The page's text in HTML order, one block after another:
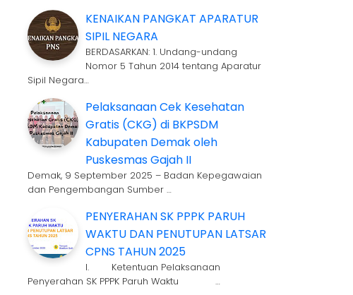
KENAIKAN PANGKAT APARATUR
SIPIL NEGARA
BERDASARKAN: 1. Undang-undang
Nomor 5 Tahun 2014 tentang Aparatur
Sipil Negara…
Pelaksanaan Cek Kesehatan
Gratis (CKG) di BKPSDM
Kabupaten Demak oleh
Puskesmas Gajah II
Demak, 9 September 2025 – Badan Kepegawaian
dan Pengembangan Sumber …
PENYERAHAN SK PPPK PARUH
WAKTU DAN PENUTUPAN LATSAR
CPNS TAHUN 2025
I. Ketentuan Pelaksanaan
Penyerahan SK PPPK Paruh Waktu …